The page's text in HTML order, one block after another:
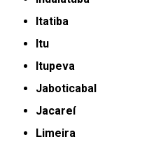
Itatiba
Itu
Itupeva
Jaboticabal
Jacareí
Limeira